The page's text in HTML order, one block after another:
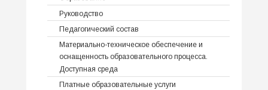
Руководство
Педагогический состав
Материально-техническое обеспечение и
оснащенность образовательного процесса.
Доступная среда
Платные образовательные услуги